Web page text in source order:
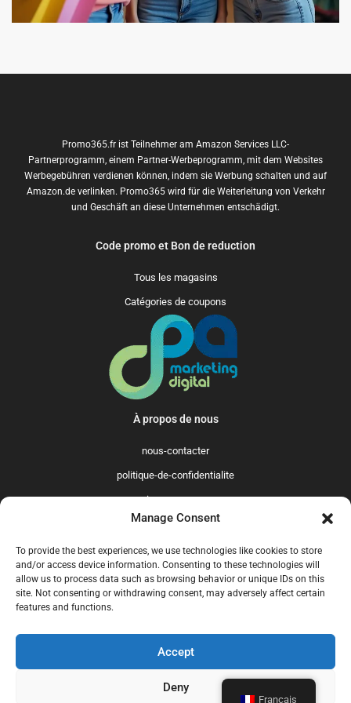
Manage Consent
To provide the best experiences, we use technologies like cookies to store
and/or access device information. Consenting to these technologies will
allow us to process data such as browsing behavior or unique IDs on this
site. Not consenting or withdrawing consent, may adversely affect certain
features and functions.
Accept
Deny
Promo365.fr ist Teilnehmer am Amazon Services LLC-
Partnerprogramm, einem Partner-Werbeprogramm, mit dem Websites
Werbegebühren verdienen können, indem sie Werbung schalten und auf
Amazon.de verlinken. Promo365 wird für die Weiterleitung von Verkehr
und Geschäft an diese Unternehmen entschädigt.
Code promo et Bon de reduction
Tous les magasins
Catégories de coupons
À propos de nous
nous-contacter
politique-de-confidentialite
qui-sommes-nous
US GB FR IT ES NL AU BR CA
© 2025 Promo365.fr - Tous droits réservés. Mise à jour en juillet 2024.
Promo365.fr est un site professionnel de codes promo.
qui-sommes-nous
Français